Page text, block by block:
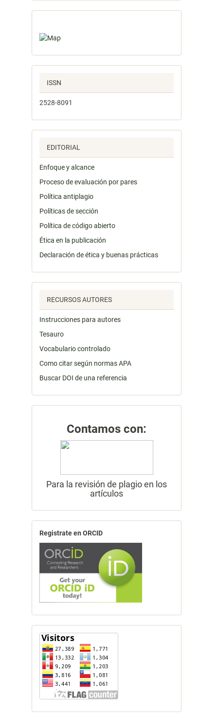
ISSN
2528-8091
EDITORIAL
Enfoque y alcance
Proceso de evaluación por pares
Política antiplagio
Políticas de sección
Política de código abierto
Ética en la publicación
Declaración de ética y buenas prácticas
RECURSOS AUTORES
Instrucciones para autores
Tesauro
Vocabulario controlado
Como citar según normas APA
Buscar DOI de una referencia
Contamos con:
Para la revisión de plagio en los
artículos
Registrate en ORCID